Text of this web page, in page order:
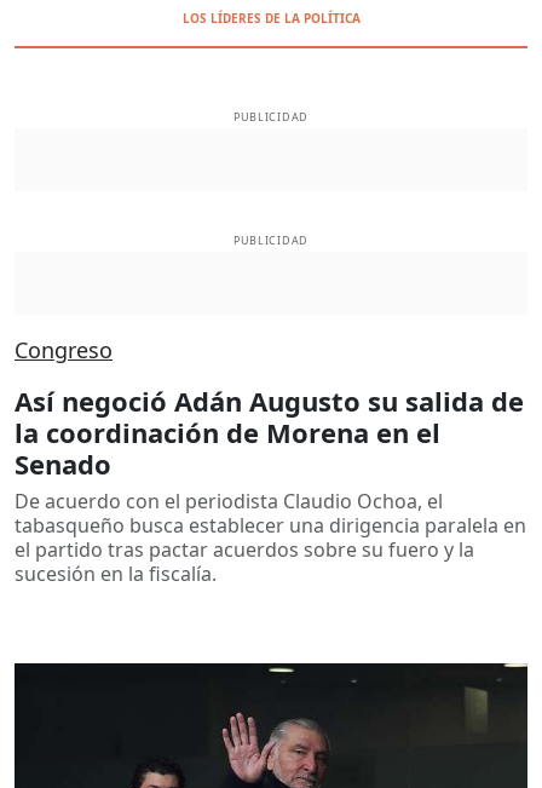
LOS LÍDERES DE LA POLÍTICA
PUBLICIDAD
PUBLICIDAD
Congreso
Así negoció Adán Augusto su salida de
la coordinación de Morena en el
Senado
De acuerdo con el periodista Claudio Ochoa, el
tabasqueño busca establecer una dirigencia paralela en
el partido tras pactar acuerdos sobre su fuero y la
sucesión en la fiscalía.